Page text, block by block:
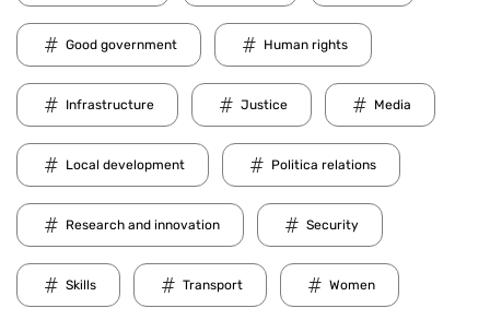
Good government Human rights
Infrastructure Justice Media
Local development Politica relations
Research and innovation Security
Skills Transport Women